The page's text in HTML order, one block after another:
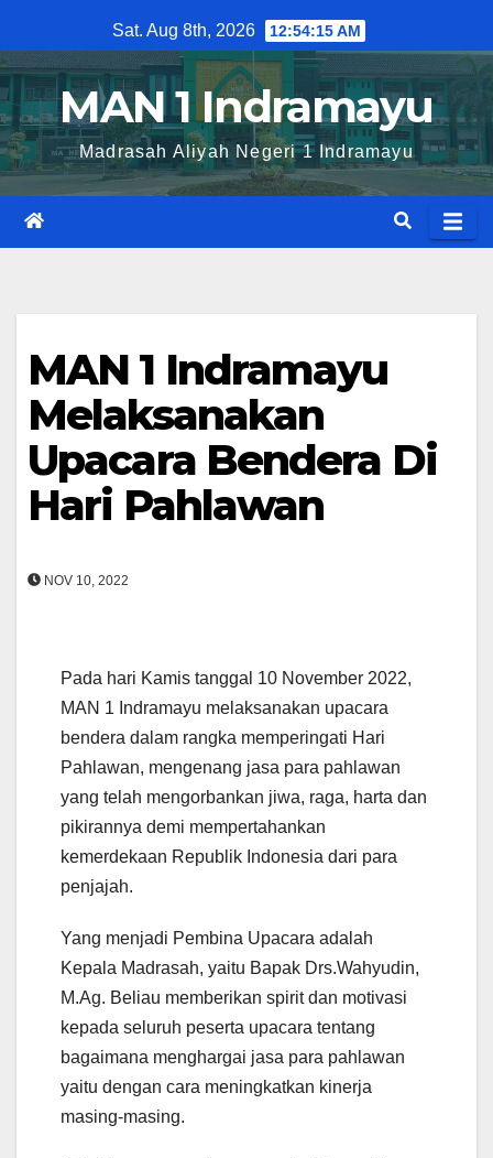
to
content
Sat. Aug 8th, 2026 12:54:15 AM
MAN 1 Indramayu
Madrasah Aliyah Negeri 1 Indramayu
MAN 1 Indramayu
Melaksanakan
Upacara Bendera Di
Hari Pahlawan
NOV 10, 2022
Pada hari Kamis tanggal 10 November 2022,
MAN 1 Indramayu melaksanakan upacara
bendera dalam rangka memperingati Hari
Pahlawan, mengenang jasa para pahlawan
yang telah mengorbankan jiwa, raga, harta dan
pikirannya demi mempertahankan
kemerdekaan Republik Indonesia dari para
penjajah.
Yang menjadi Pembina Upacara adalah
Kepala Madrasah, yaitu Bapak Drs.Wahyudin,
M.Ag. Beliau memberikan spirit dan motivasi
kepada seluruh peserta upacara tentang
bagaimana menghargai jasa para pahlawan
yaitu dengan cara meningkatkan kinerja
masing-masing.